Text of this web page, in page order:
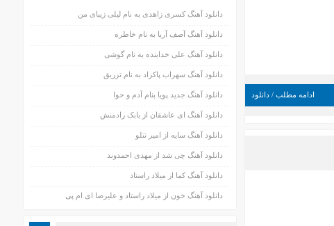
ادامه مطلب / دانلود
دانلود آهنگ کسری زاهدی به نام لیلی زیبای من
دانلود آهنگ آصف آریا به نام خاطره
دانلود آهنگ علی خدابنده به نام گوشی
دانلود آهنگ سهراب پاکزاد به نام تزریق
دانلود آهنگ جدید پویا بنام آدم و حوا
دانلود آهنگ ای عاشقان از بابک رادمنش
دانلود آهنگ سایه از امیر تتلو
دانلود آهنگ چی شد از مهدی احمدوند
دانلود آهنگ کما از میلاد راستاد
دانلود آهنگ خون از میلاد راستاد و علیرضا ای ام پی